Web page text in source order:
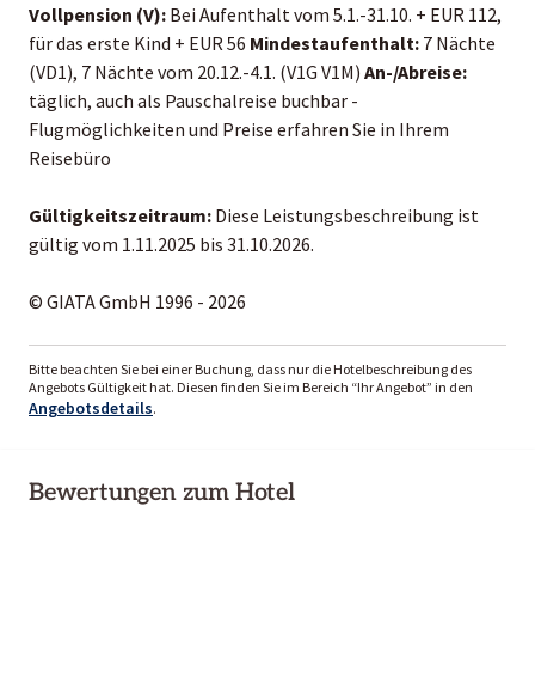
Vollpension (V): Bei Aufenthalt vom 5.1.-31.10. + EUR 112,
für das erste Kind + EUR 56 Mindestaufenthalt: 7 Nächte
(VD1), 7 Nächte vom 20.12.-4.1. (V1G V1M) An-/Abreise:
täglich, auch als Pauschalreise buchbar -
Flugmöglichkeiten und Preise erfahren Sie in Ihrem
Reisebüro
Gültigkeitszeitraum: Diese Leistungsbeschreibung ist
gültig vom 1.11.2025 bis 31.10.2026.
© GIATA GmbH 1996 - 2026
Bitte beachten Sie bei einer Buchung, dass nur die Hotelbeschreibung des
Angebots Gültigkeit hat. Diesen finden Sie im Bereich “Ihr Angebot” in den
Angebotsdetails.
Bewertungen zum Hotel